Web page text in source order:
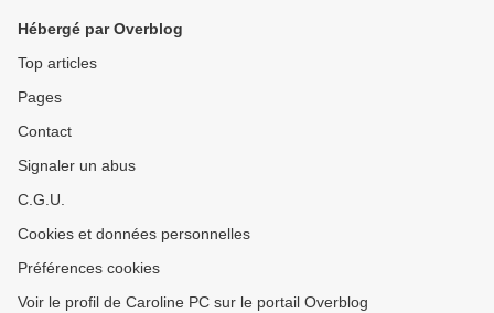
Hébergé par Overblog
Top articles
Pages
Contact
Signaler un abus
C.G.U.
Cookies et données personnelles
Préférences cookies
Voir le profil de Caroline PC sur le portail Overblog